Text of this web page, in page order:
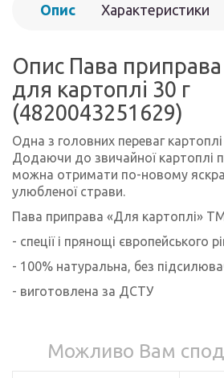
Опис Характеристики
Опис Пава
для картоплі 30 г
(4820043251629)
Одна з головних переваг
Додаючи до звичайної картоплі
можна отримати по-новому
улюбленої страви.
Пава приправа «Для картоплі»
- спеції і прянощі європейського
- 100% натуральна, без
- виготовлена за ДСТУ
Можливо Вам